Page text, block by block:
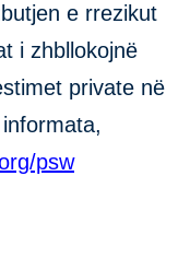
e rrezikut
i zhbllokojnë
private në
psw